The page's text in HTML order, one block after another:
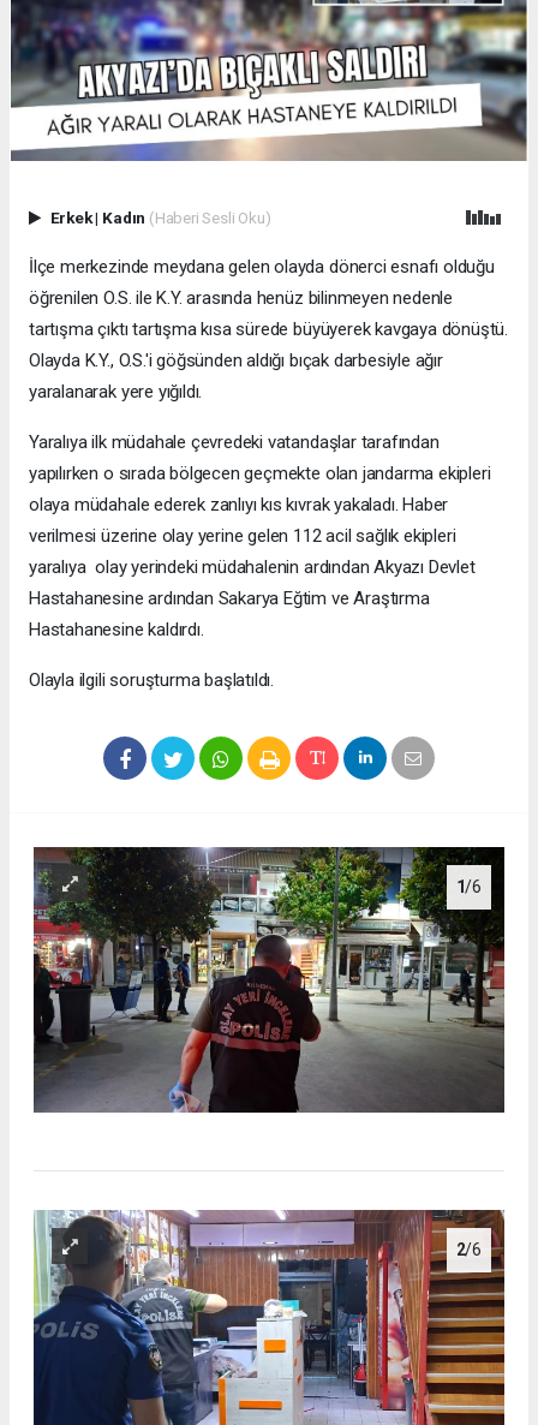
Erkek| Kadın (Haberi Sesli Oku)
İlçe merkezinde meydana gelen olayda dönerci esnafı olduğu
öğrenilen O.S. ile K.Y. arasında henüz bilinmeyen nedenle
tartışma çıktı tartışma kısa sürede büyüyerek kavgaya dönüştü.
Olayda K.Y., O.S.'i göğsünden aldığı bıçak darbesiyle ağır
yaralanarak yere yığıldı.
Yaralıya ilk müdahale çevredeki vatandaşlar tarafından
yapılırken o sırada bölgecen geçmekte olan jandarma ekipleri
olaya müdahale ederek zanlıyı kıs kıvrak yakaladı. Haber
verilmesi üzerine olay yerine gelen 112 acil sağlık ekipleri
yaralıya olay yerindeki müdahalenin ardından Akyazı Devlet
Hastahanesine ardından Sakarya Eğtim ve Araştırma
Hastahanesine kaldırdı.
Olayla ilgili soruşturma başlatıldı.
1/6
2/6